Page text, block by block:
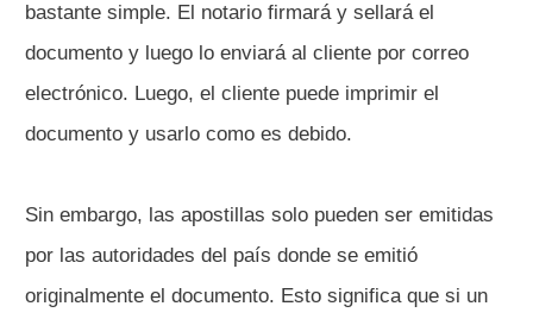
bastante simple. El notario firmará y sellará el
documento y luego lo enviará al cliente por correo
electrónico. Luego, el cliente puede imprimir el
documento y usarlo como es debido.
Sin embargo, las apostillas solo pueden ser emitidas
por las autoridades del país donde se emitió
originalmente el documento. Esto significa que si un